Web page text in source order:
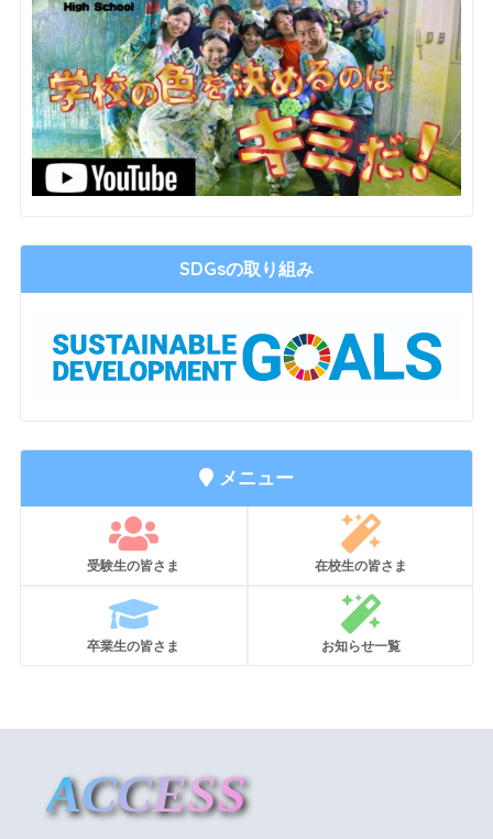
SDGsの取り組み
メニュー
受験生の皆さま 在校生の皆さま
卒業生の皆さま お知らせ一覧
ACCESS